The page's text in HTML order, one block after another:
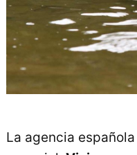
La agencia